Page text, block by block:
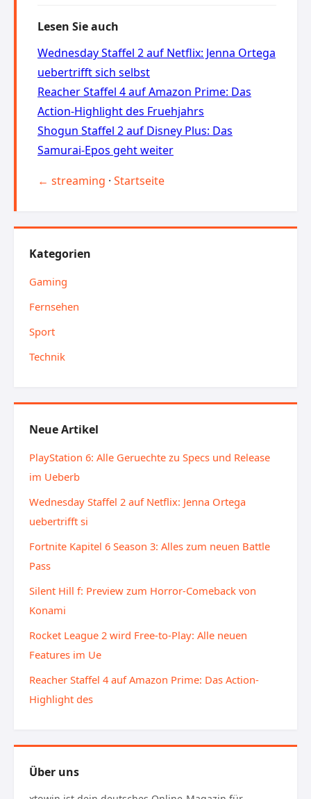
Lesen Sie auch
Wednesday Staffel 2 auf Netflix: Jenna Ortega
uebertrifft sich selbst
Reacher Staffel 4 auf Amazon Prime: Das
Action-Highlight des Fruehjahrs
Shogun Staffel 2 auf Disney Plus: Das
Samurai-Epos geht weiter
← streaming · Startseite
Kategorien
Gaming
Fernsehen
Sport
Technik
Neue Artikel
PlayStation 6: Alle Geruechte zu Specs und Release
im Ueberb
Wednesday Staffel 2 auf Netflix: Jenna Ortega
uebertrifft si
Fortnite Kapitel 6 Season 3: Alles zum neuen Battle
Pass
Silent Hill f: Preview zum Horror-Comeback von
Konami
Rocket League 2 wird Free-to-Play: Alle neuen
Features im Ue
Reacher Staffel 4 auf Amazon Prime: Das Action-
Highlight des
Über uns